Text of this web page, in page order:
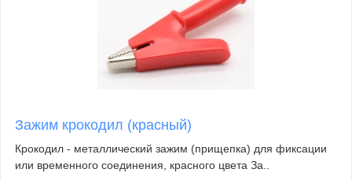
Зажим крокодил (красный)
Крокодил - металлический зажим (прищепка) для фиксации
или временного соединения, красного цвета За..